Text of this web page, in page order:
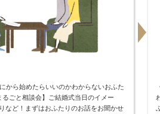
から始めたらいいのかわからないおふた
るごと相談会】ご結婚式当日のイメー
など！まずはおふたりのお話をお聞かせ